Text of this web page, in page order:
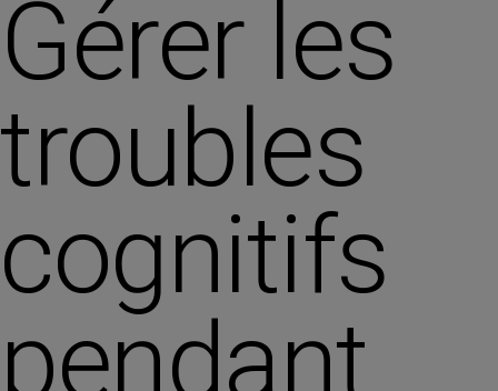
Gérer les
troubles
cognitifs
pendant